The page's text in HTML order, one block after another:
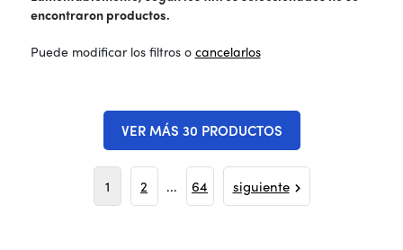
encontraron productos.
Puede modificar los filtros o cancelarlos
VER MÁS 30 PRODUCTOS
1 2 ... 64 siguiente